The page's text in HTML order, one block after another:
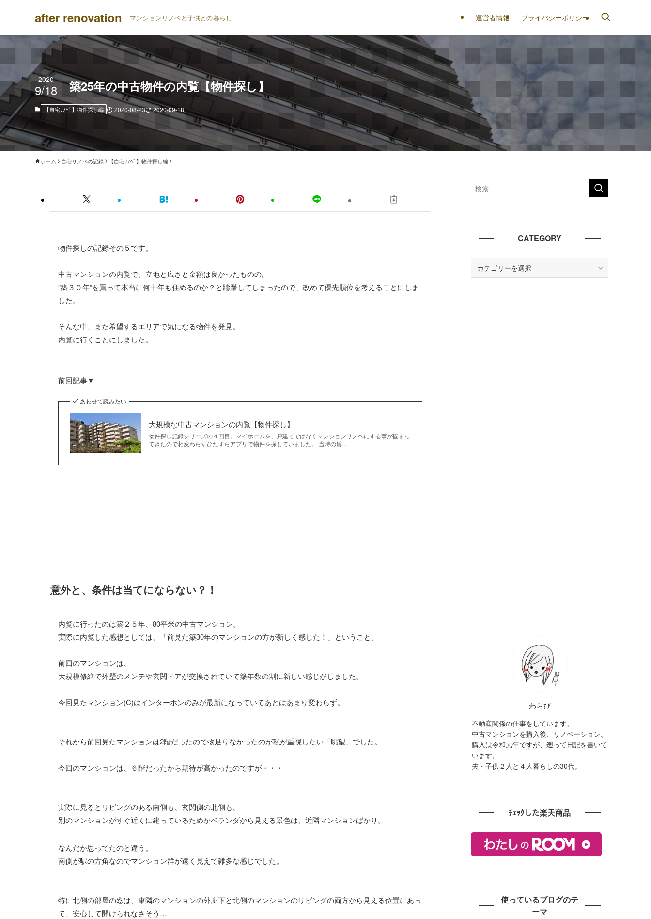
after renovation マンションリノベと子供との暮らし 運営者情報 プライバシーポリシー
築25年の中古物件の内覧【物件探し】
2020
9/18
【自宅ﾘﾉﾍﾞ】物件探し編 2020-08-23 2020-09-18
ホーム 自宅リノベの記録 【自宅ﾘﾉﾍﾞ】物件探し編
物件探しの記録その５です。
中古マンションの内覧で、立地と広さと金額は良かったものの,
”築３０年”を買って本当に何十年も住めるのか？と躊躇してしまったので、改めて優先順位を考えることにしま
した。
そんな中、また希望するエリアで気になる物件を発見。
内覧に行くことにしました。
前回記事▼
あわせて読みたい
大規模な中古マンションの内覧【物件探し】
物件探し記録シリーズの４回目。マイホームを、戸建てではなくマンションリノベにする事が固まっ
てきたので相変わらずひたすらアプリで物件を探していました。 当時の賃...
意外と、条件は当てにならない？！
内覧に行ったのは築２５年、80平米の中古マンション。
実際に内覧した感想としては、「前見た築30年のマンションの方が新しく感じた！」ということ。
前回のマンションは、
大規模修繕で外壁のメンテや玄関ドアが交換されていて築年数の割に新しい感じがしました。
今回見たマンション(C)はインターホンのみが最新になっていてあとはあまり変わらず。
それから前回見たマンションは2階だったので物足りなかったのが私が重視したい「眺望」でした。
今回のマンションは、６階だったから期待が高かったのですが・・・
実際に見るとリビングのある南側も、玄関側の北側も、
別のマンションがすぐ近くに建っているためかベランダから見える景色は、近隣マンションばかり。
なんだか思ってたのと違う。
南側が駅の方角なのでマンション群が遠く見えて雑多な感じでした。
特に北側の部屋の窓は、東隣のマンションの外廊下と北側のマンションのリビングの両方から見える位置にあっ
て、安心して開けられなさそう…
CATEGORY
わらび
不動産関係の仕事をしています。
中古マンションを購入後、リノベーション。
購入は令和元年ですが、遡って日記を書いて
います。
夫・子供２人と４人暮らしの30代。
ﾁｪｯｸした楽天商品
使っているブログのテ
ーマ